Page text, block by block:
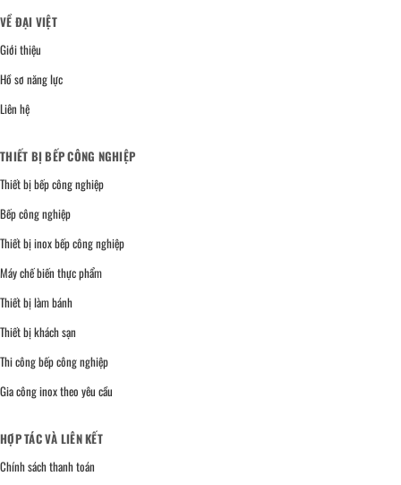
VỀ ĐẠI VIỆT
Giới thiệu
Hồ sơ năng lực
Liên hệ
THIẾT BỊ BẾP CÔNG NGHIỆP
Thiết bị bếp công nghiệp
Bếp công nghiệp
Thiết bị inox bếp công nghiệp
Máy chế biến thực phẩm
Thiết bị làm bánh
Thiết bị khách sạn
Thi công bếp công nghiệp
Gia công inox theo yêu cầu
HỢP TÁC VÀ LIÊN KẾT
Chính sách thanh toán